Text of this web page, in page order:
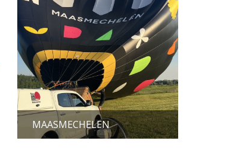
MAASMECHELEN